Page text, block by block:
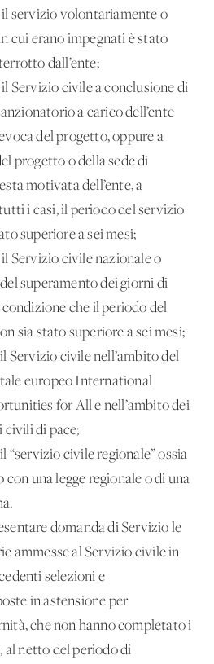
servizio volontariamente o
cui erano impegnati è stato
dall’ente;
Servizio civile a conclusione di
a carico dell’ente
del progetto, oppure a
progetto o della sede di
motivata dell’ente, a
i casi, il periodo del servizio
superiore a sei mesi;
Servizio civile nazionale o
superamento dei giorni di
che il periodo del
sia stato superiore a sei mesi;
Servizio civile nell’ambito del
europeo International
for All e nell’ambito dei
civili di pace;
“servizio civile regionale” ossia
una legge regionale o di una
domanda di Servizio le
ammesse al Servizio civile in
selezioni e
in astensione per
che non hanno completato i
al netto del periodo di